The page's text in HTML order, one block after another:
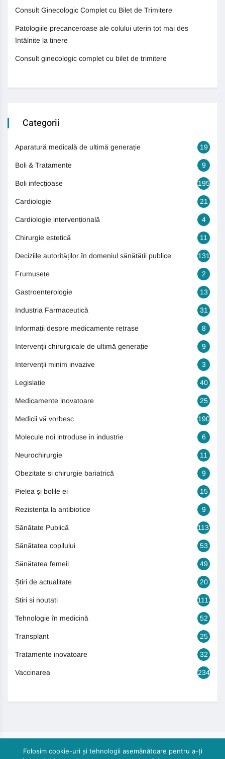
Consult Ginecologic Complet cu Bilet de Trimitere
Patologiile precanceroase ale colului uterin tot mai des
întâlnite la tinere
Consult ginecologic complet cu bilet de trimitere
Categorii
Aparatură medicală de ultimă generație 19
Boli & Tratamente 9
Boli infecțioase 195
Cardiologie 21
Cardiologie intervențională 4
Chirurgie estetică 11
Deciziile autorităților în domeniul sănătății publice 131
Frumusețe 2
Gastroenterologie 13
Industria Farmaceutică 31
Informații despre medicamente retrase 8
Intervenții chirurgicale de ultimă generație 9
Intervenții minim invazive 3
Legislație 40
Medicamente inovatoare 25
Medicii vă vorbesc 190
Molecule noi introduse in industrie 6
Neurochirurgie 11
Obezitate si chirurgie bariatrică 9
Pielea și bolile ei 15
Rezistența la antibiotice 9
Sănătate Publică 1131
Sănătatea copilului 53
Sănătatea femeii 49
Știri de actualitate 20
Stiri si noutati 1113
Tehnologie în medicină 52
Transplant 25
Tratamente inovatoare 32
Vaccinarea 234
Folosim cookie-uri și tehnologii asemănătoare pentru a-ți